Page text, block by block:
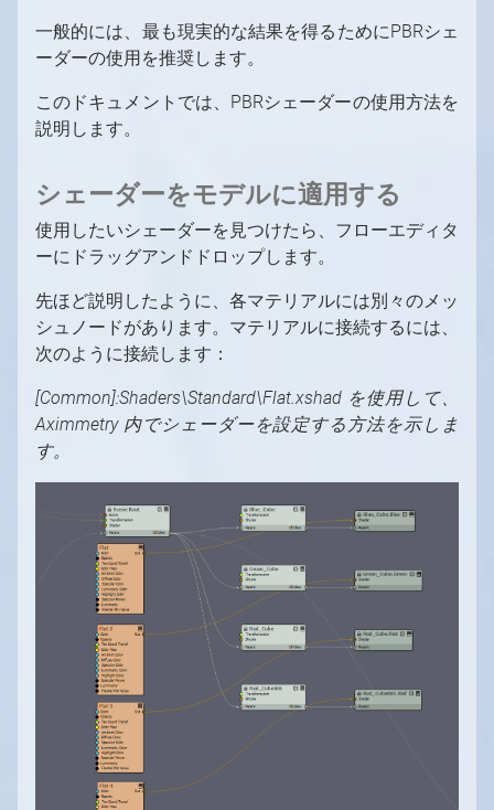
一般的には、最も現実的な結果を得るためにPBRシェ
ーダーの使用を推奨します。
このドキュメントでは、PBRシェーダーの使用方法を
説明します。
シェーダーをモデルに適用する
使用したいシェーダーを見つけたら、フローエディタ
ーにドラッグアンドドロップします。
先ほど説明したように、各マテリアルには別々のメッ
シュノードがあります。マテリアルに接続するには、
次のように接続します：
[Common]:Shaders\Standard\Flat.xshad を使用して、
Aximmetry 内でシェーダーを設定する方法を示しま
す。